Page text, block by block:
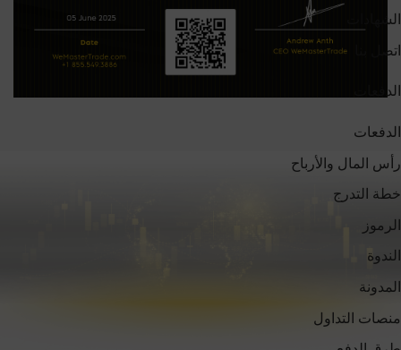
الشهادات
اتصل بنا
الدفعات
الدفعات
رأس المال والأرباح
خطة التدرج
الرموز
الندوة
المدونة
منصات التداول